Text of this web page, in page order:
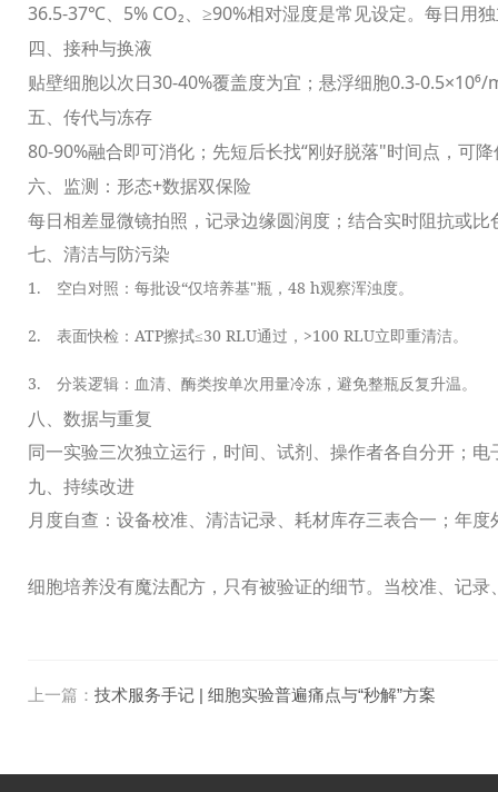
36.5-37℃ 5% CO₂ ≥90%相对湿度是常见设定。每日用
四、接种与换液
贴壁细胞以次日 30-40%覆盖度为宜；悬浮细胞0.3-0.5×10⁶/
五、传代与冻存
80-90%融合即可消化；先短后长找“刚好脱落"时间点，可
六、监测：形态+数据双保险
每日相差显微镜拍照，记录边缘圆润度；结合实时阻抗或
七、清洁与防污染
1. 空白对照：每批设“仅培养基"瓶， 48 h观察浑浊度。
2. 表面快检： ATP擦拭≤30 RLU通过， >100 RLU立即重清洁。
3. 分装逻辑：血清、酶类按单次用量冷冻，避免整瓶反复升温。
八、数据与重复
同一实验三次独立运行，时间、试剂、操作者各自分开；
九、持续改进
月度自查：设备校准、清洁记录、耗材库存三表合一；年
细胞培养没有魔法配方，只有被验证的细节。当校准、记
上一篇： 技术服务手记 | 细胞实验普遍痛点与“秒解”方案